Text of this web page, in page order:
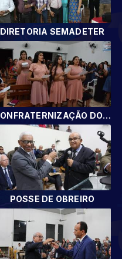
DIRETORIA SEMADETER
CONFRATERNIZAÇÃO DOS DEPARTAMENTOS
POSSE DE OBREIRO